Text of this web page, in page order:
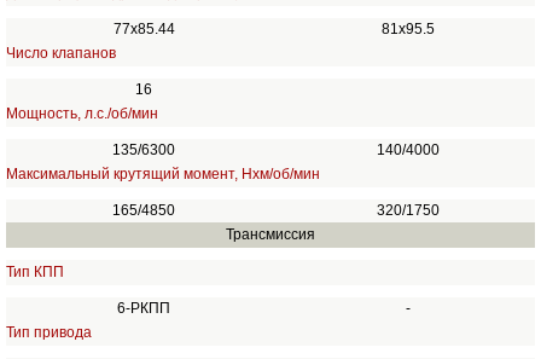
77х85.44
81х95.5
Число клапанов
16
Мощность, л.с./об/мин
135/6300
140/4000
Максимальный крутящий момент, Нхм/об/мин
165/4850
320/1750
Трансмиссия
Тип КПП
6-РКПП
-
Тип привода